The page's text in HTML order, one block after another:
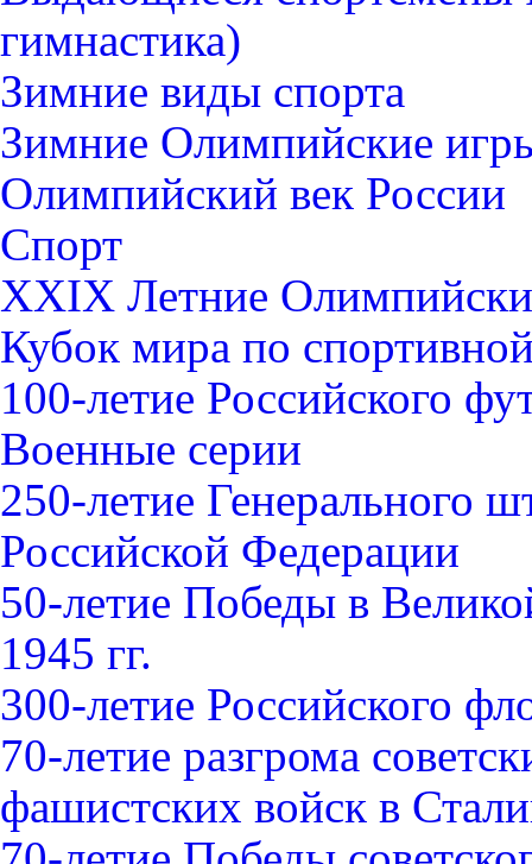
гимнастика)
Зимние виды спорта
Зимние Олимпийские
Олимпийский век России
Спорт
XXIX Летние
Кубок мира по
100-летие Российского
Военные серии
250-летие Генерального
Российской Федерации
50-летие Победы в
1945 гг.
300-летие Российского
70-летие разгрома
фашистских войск в